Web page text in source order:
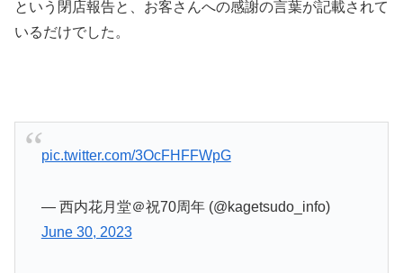
という閉店報告と、お客さんへの感謝の言葉が記載されて
いるだけでした。
pic.twitter.com/3OcFHFFWpG
— 西内花月堂＠祝70周年 (@kagetsudo_info)
June 30, 2023